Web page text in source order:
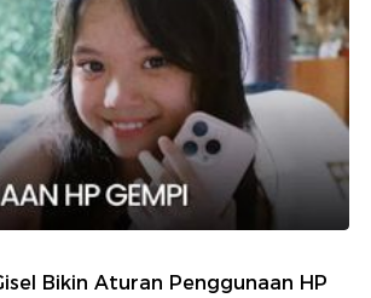
Bikin Aturan Penggunaan HP